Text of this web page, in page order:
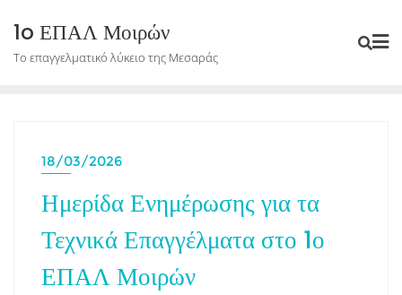
content
1o ΕΠΑΛ Μοιρών
Το επαγγελματικό λύκειο της Μεσαράς
18/03/2026
Ημερίδα Ενημέρωσης για τα
Τεχνικά Επαγγέλματα στο 1ο
ΕΠΑΛ Μοιρών